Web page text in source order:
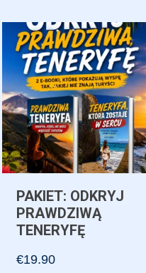
PAKIET: ODKRYJ
PRAWDZIWĄ
TENERYFĘ
€19.90